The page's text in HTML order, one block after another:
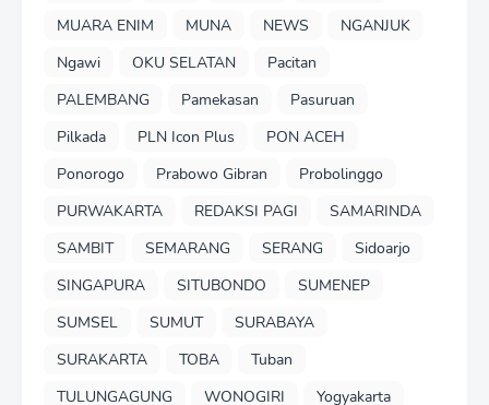
MUARA ENIM
MUNA NEWS
NGANJUK
Ngawi
OKU SELATAN
Pacitan
PALEMBANG
Pamekasan
Pasuruan
Pilkada
PLN Icon Plus
PON ACEH
Ponorogo
Prabowo Gibran
Probolinggo
PURWAKARTA
REDAKSI PAGI
SAMARINDA
SAMBIT
SEMARANG SERANG
Sidoarjo
SINGAPURA
SITUBONDO
SUMENEP
SUMSEL
SUMUT
SURABAYA
SURAKARTA
TOBA
Tuban
TULUNGAGUNG
WONOGIRI Yogyakarta